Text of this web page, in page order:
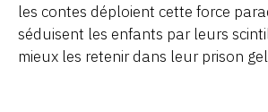
les contes déploient cette force
séduisent les enfants par leurs
mieux les retenir dans leur prison